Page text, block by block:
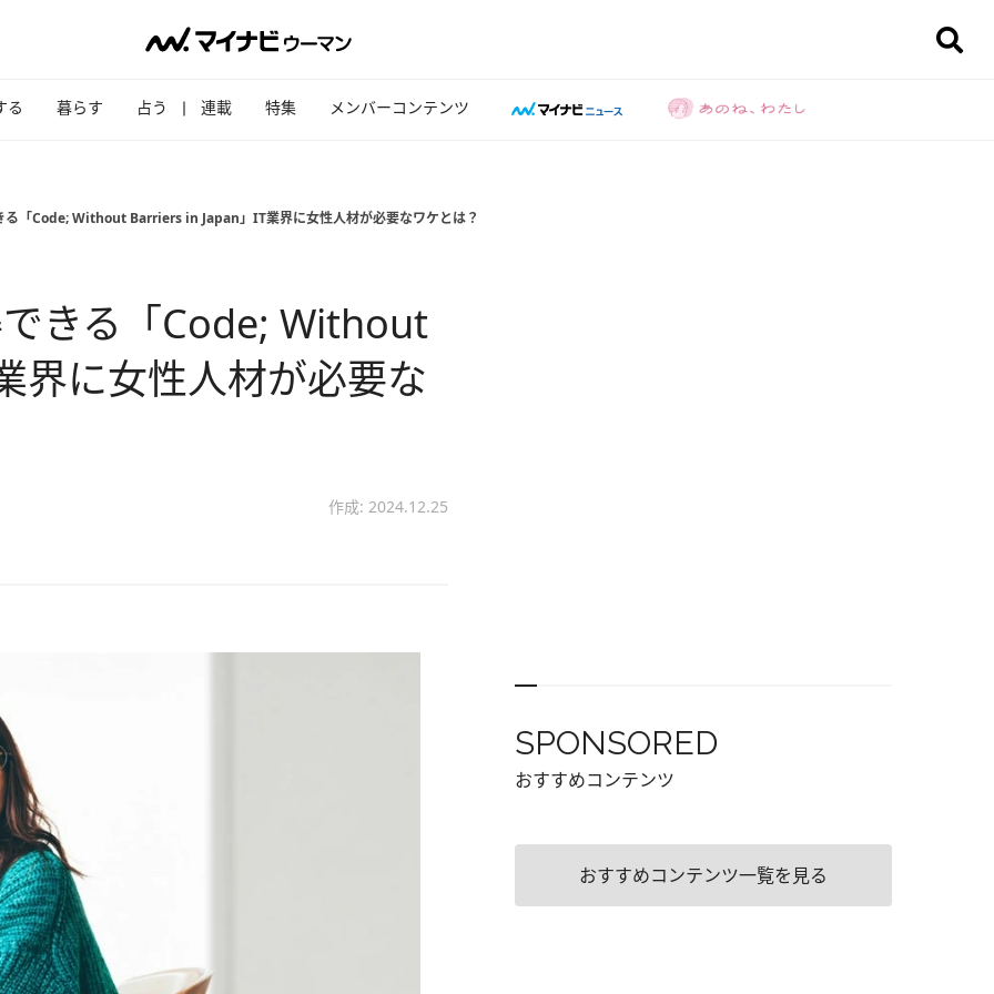
る 暮らす 占う 連載 特集 メンバーコンテンツ
る「Code; Without Barriers in Japan」IT業界に女性人材が必要なワケとは？
きる「Code; Without
界に女性人材が必要な
作成: 2024.12.25
SPONSORED
おすすめコンテンツ
おすすめコンテンツ一覧を見る